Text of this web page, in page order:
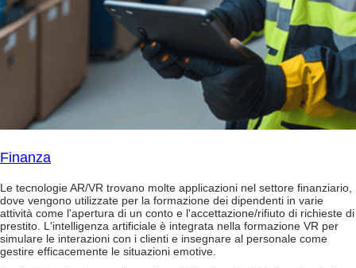
Finanza
Le tecnologie AR/VR trovano molte applicazioni nel settore finanziario,
dove vengono utilizzate per la formazione dei dipendenti in varie
attività come l'apertura di un conto e l'accettazione/rifiuto di richieste di
prestito. L'intelligenza artificiale è integrata nella formazione VR per
simulare le interazioni con i clienti e insegnare al personale come
gestire efficacemente le situazioni emotive.